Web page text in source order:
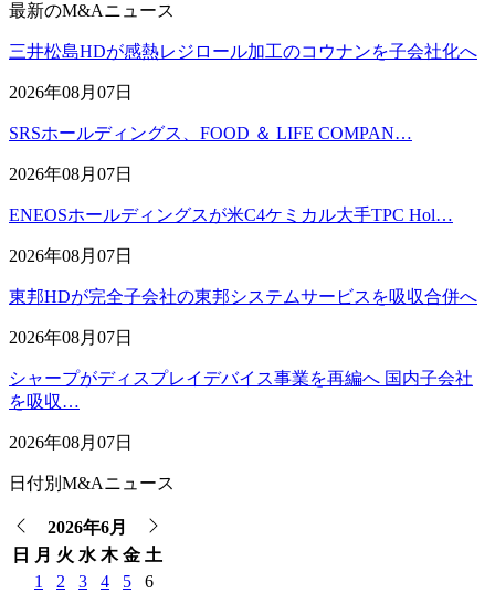
最新のM&Aニュース
三井松島HDが感熱レジロール加工のコウナンを子会社化へ
2026年08月07日
SRSホールディングス、FOOD ＆ LIFE COMPAN…
2026年08月07日
ENEOSホールディングスが米C4ケミカル大手TPC Hol…
2026年08月07日
東邦HDが完全子会社の東邦システムサービスを吸収合併へ
2026年08月07日
シャープがディスプレイデバイス事業を再編へ 国内子会社
を吸収…
2026年08月07日
日付別M&Aニュース
2026年6月
日
月 火 水 木 金 土
1
2 3 4 5
6